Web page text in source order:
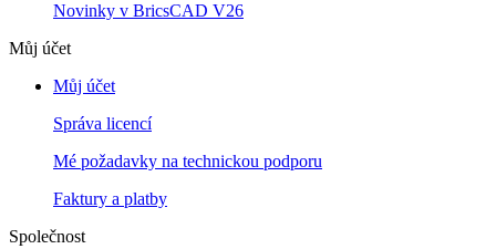
Novinky v BricsCAD V26
Můj účet
Můj účet
Správa licencí
Mé požadavky na technickou podporu
Faktury a platby
Společnost